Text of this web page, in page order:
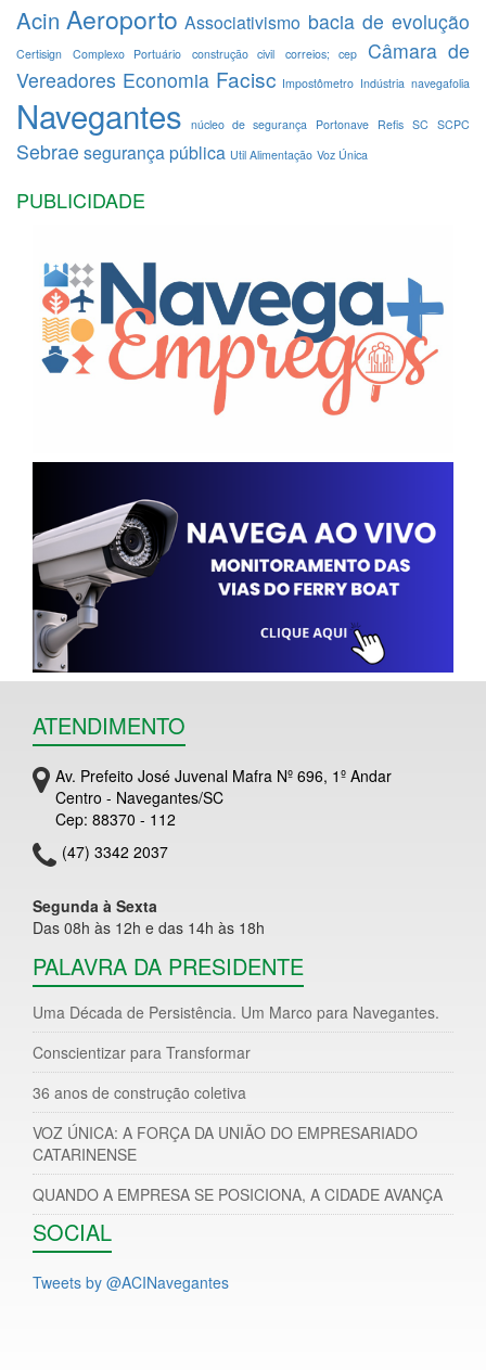
Acin Aeroporto Associativismo bacia de evolução
Certisign Complexo Portuário construção civil correios; cep
Câmara de
Vereadores Economia Facisc Impostômetro Indústria navegafolia
Navegantes núcleo de segurança Portonave Refis SC SCPC
Sebrae segurança pública Util Alimentação Voz Única
PUBLICIDADE
ATENDIMENTO
Av. Prefeito José Juvenal Mafra Nº 696, 1º Andar
Centro - Navegantes/SC
Cep: 88370 - 112
(47) 3342 2037
Segunda à Sexta
Das 08h às 12h e das 14h às 18h
PALAVRA DA PRESIDENTE
Uma Década de Persistência. Um Marco para Navegantes.
Conscientizar para Transformar
36 anos de construção coletiva
VOZ ÚNICA: A FORÇA DA UNIÃO DO EMPRESARIADO
CATARINENSE
QUANDO A EMPRESA SE POSICIONA, A CIDADE AVANÇA
SOCIAL
Tweets by @ACINavegantes